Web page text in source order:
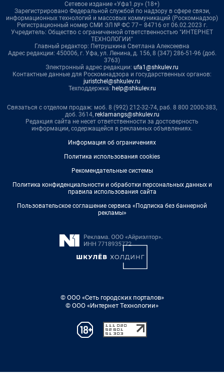
Сетевое издание «Уфа1.ру» (18+)
Зарегистрировано Федеральной службой по надзору в сфере связи,
информационных технологий и массовых коммуникаций (Роскомнадзор)
Регистрационный номер СМИ ЭЛ № ФС 77– 84716 от 06.02.2023 г.
Учредитель: Общество с ограниченной ответственностью "ИНТЕРНЕТ
ТЕХНОЛОГИИ"
Главный редактор: Петрушкина Светлана Алексеевна
Адрес редакции: 450006, г. Уфа, ул. Ленина, д. 156, 8 (347) 286-51-96 (доб.
3763)
Электронный адрес редакции: ufa1@shkulev.ru
Контактные данные для Роскомнадзора и государственных органов:
juristchel@shkulev.ru
Техподдержка: help@shkulev.ru
Связаться с отделом продаж: моб. 8 (992) 212-32-74, раб. 8 800 2000-383,
доб. 3614, reklamangs@shkulev.ru
Редакция сайта не несет ответственности за достоверность
информации, содержащейся в рекламных объявлениях.
Информация об ограничениях
Политика использования cookies
Рекомендательные системы
Политика конфиденциальности и обработки персональных данных и
правила использования сайта
Пользовательское соглашение сервиса «Подписка без баннерной
рекламы»
© ООО «Сеть городских порталов»
© ООО «Интернет Технологии»